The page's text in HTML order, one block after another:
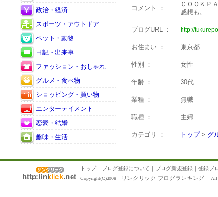
政治・経済
スポーツ・アウトドア
ペット・動物
日記・出来事
ファッション・おしゃれ
グルメ・食べ物
ショッピング・買い物
エンターテイメント
恋愛・結婚
趣味・生活
コメント ：
ＣＯＯＫＰ
感想も。
ブログURL ： http://
お住まい ： 東京都
性別 ： 女性
年齢 ： 30代
業種 ： 無職
職種 ： 主婦
カテゴリ ： トップ> グ
トップ｜ ブログ登録について ｜ ブログ新規登録 ｜ 登録ブ
Copyright(C)2008 リンクリック ブログランキング All